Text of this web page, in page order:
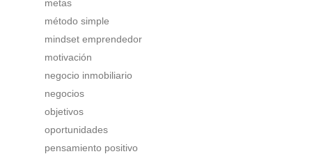
metas
método simple
mindset emprendedor
motivación
negocio inmobiliario
negocios
objetivos
oportunidades
pensamiento positivo